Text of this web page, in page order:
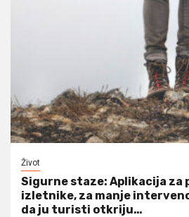
Život
Sigurne staze: Aplikacija za
izletnike, za manje
da ju turisti otkriju…